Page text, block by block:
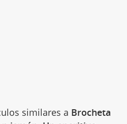
similares a Brocheta